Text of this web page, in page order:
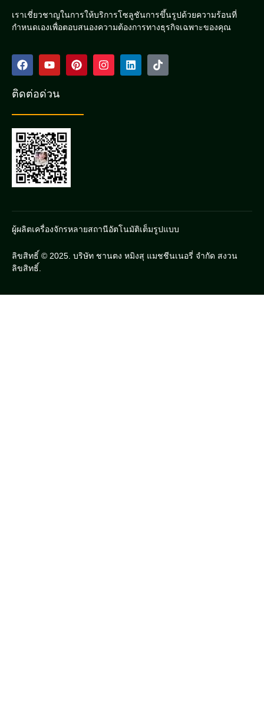
เราเชี่ยวชาญในการให้บริการโซลูชันการขึ้นรูปด้วยความร้อนที่
กำหนดเองเพื่อตอบสนองความต้องการทางธุรกิจเฉพาะของคุณ
ติดต่อด่วน
ผู้ผลิตเครื่องจักรหลายสถานีอัตโนมัติเต็มรูปแบบ
ลิขสิทธิ์ © 2025. บริษัท ชานตง หมิงสุ แมชชีนเนอรี่ จำกัด สงวน
ลิขสิทธิ์.